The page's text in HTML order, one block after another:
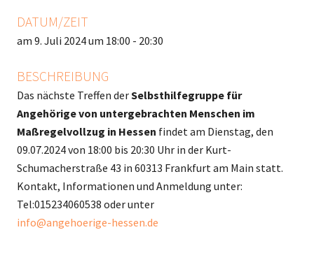
DATUM/ZEIT
am 9. Juli 2024 um 18:00 - 20:30
BESCHREIBUNG
Das nächste Treffen derSelbsthilfegruppe für
Angehörige von untergebrachten Menschen im
Maßregelvollzug in Hessen findet am Dienstag, den
09.07.2024 von 18:00 bis 20:30 Uhr in der Kurt-
Schumacherstraße 43 in 60313 Frankfurt am Main statt.
Kontakt, Informationen und Anmeldung unter:
Tel:015234060538 oder unter
info@angehoerige-hessen.de